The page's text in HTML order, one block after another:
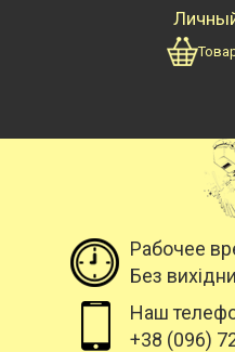
Рабочее
Без
Наш
+38 (096)